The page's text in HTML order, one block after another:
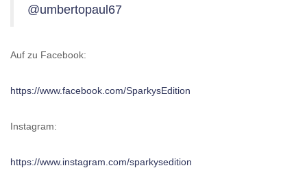
@umbertopaul67
Auf zu Facebook:
https://www.facebook.com/SparkysEdition
Instagram:
https://www.instagram.com/sparkysedition